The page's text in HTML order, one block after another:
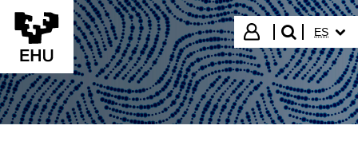
Saltar al contenido principal
Iniciar sesión
buscar"
ES